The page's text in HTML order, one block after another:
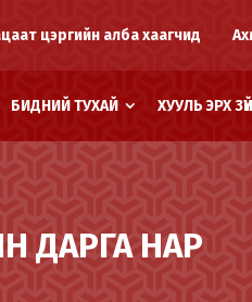
цэргийн алба хаагчид
БИДНИЙ ТУХАЙ ХУУЛЬ ЭРХ ЗҮЙ
ДАРГА НАР